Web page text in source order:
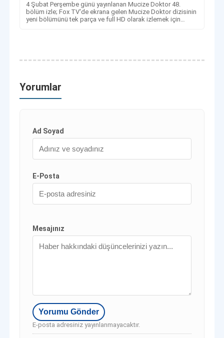
4 Şubat Perşembe günü yayınlanan Mucize Doktor 48.
bölüm izle; Fox TV'de ekrana gelen Mucize Doktor dizisinin
yeni bölümünü tek parça ve full HD olarak izlemek için
Yorumlar
Ad Soyad
E-Posta
Mesajınız
E-posta adresiniz yayınlanmayacaktır.